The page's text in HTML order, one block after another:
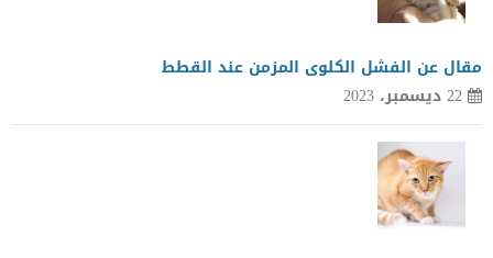
مقال عن الفشل الكلوى المزمن عند القطط
22 ديسمبر، 2023